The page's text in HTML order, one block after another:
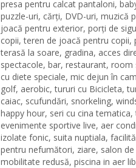
presa pentru calcat pantaloni,
puzzle-uri, cărți, DVD-uri, muzică
joacă pentru exterior, porți de
copii, teren de joacă pentru
terasă la soare, gradina, acces
spectacole, bar, restaurant,
cu diete speciale, mic dejun în
golf, aerobic, tururi cu Bicicleta,
caiac, scufundări, snorkeling,
happy hour, seri cu cina
evenimente sportive live, aer
izolate fonic, suita nuptiala,
pentru nefumători, ziare, salon
mobilitate redusă, piscina in aer